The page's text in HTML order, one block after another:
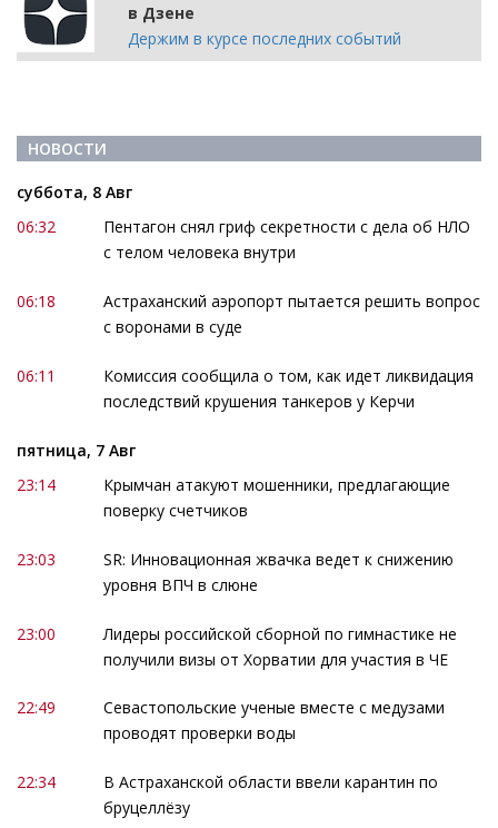
в Дзене
Держим в курсе последних событий
НОВОСТИ
суббота, 8 Авг
06:32
Пентагон снял гриф секретности с дела об НЛО
с телом человека внутри
06:18
Астраханский аэропорт пытается решить вопрос
с воронами в суде
06:11
Комиссия сообщила о том, как идет ликвидация
последствий крушения танкеров у Керчи
пятница, 7 Авг
23:14
Крымчан атакуют мошенники, предлагающие
поверку счетчиков
23:03
SR: Инновационная жвачка ведет к снижению
уровня ВПЧ в слюне
23:00
Лидеры российской сборной по гимнастике не
получили визы от Хорватии для участия в ЧЕ
22:49
Севастопольские ученые вместе с медузами
проводят проверки воды
22:34
В Астраханской области ввели карантин по
бруцеллёзу